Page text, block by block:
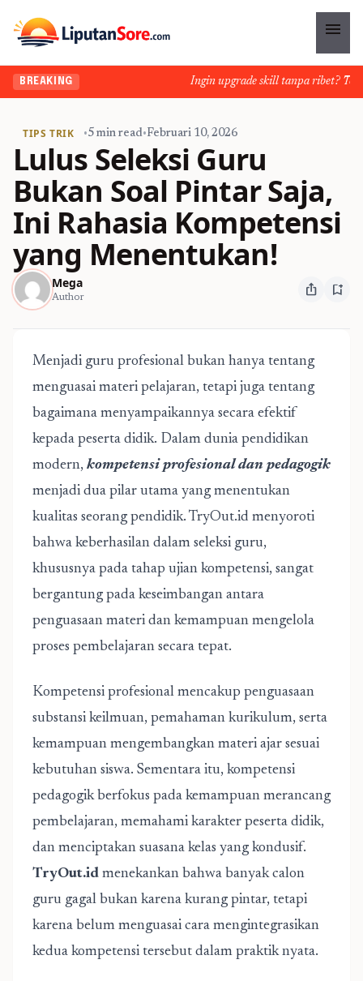
menu
BREAKING Ingin upgrade skill tanpa ribet?
TIPS TRIK •5 min read•Februari 10, 2026
Lulus Seleksi Guru
Bukan Soal Pintar Saja,
Ini Rahasia Kompetensi
yang Menentukan!
Mega
Author ios_share bookmark_add
Menjadi guru profesional bukan hanya tentang
menguasai materi pelajaran, tetapi juga tentang
bagaimana menyampaikannya secara efektif
kepada peserta didik. Dalam dunia pendidikan
modern, kompetensi profesional dan pedagogik
menjadi dua pilar utama yang menentukan
kualitas seorang pendidik. TryOut.id menyoroti
bahwa keberhasilan dalam seleksi guru,
khususnya pada tahap ujian kompetensi, sangat
bergantung pada keseimbangan antara
penguasaan materi dan kemampuan mengelola
proses pembelajaran secara tepat.
Kompetensi profesional mencakup penguasaan
substansi keilmuan, pemahaman kurikulum, serta
kemampuan mengembangkan materi ajar sesuai
kebutuhan siswa. Sementara itu, kompetensi
pedagogik berfokus pada kemampuan merancang
pembelajaran, memahami karakter peserta didik,
dan menciptakan suasana kelas yang kondusif.
TryOut.id menekankan bahwa banyak calon
guru gagal bukan karena kurang pintar, tetapi
karena belum menguasai cara mengintegrasikan
kedua kompetensi tersebut dalam praktik nyata.